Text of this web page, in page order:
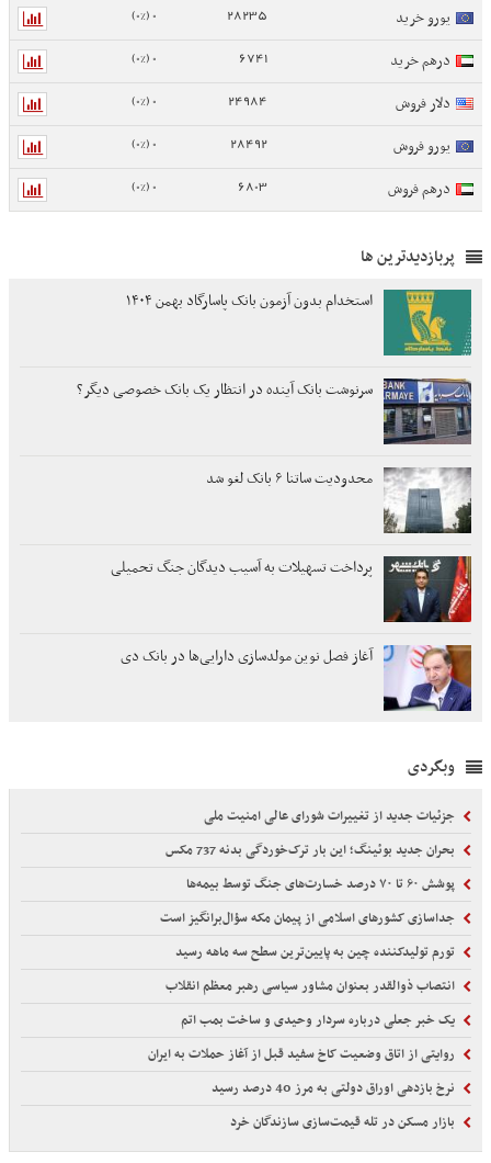
یورو خرید 28235
0 (0%)
درهم خرید 6741
0 (0%)
دلار فروش 24984
0 (0%)
یورو فروش 28492
0 (0%)
درهم فروش 6803
0 (0%)
پربازدیدترین ها
استخدام بدون آزمون بانک پاسارگاد بهمن ۱۴۰۴
سرنوشت بانک آینده در انتظار یک بانک خصوصی دیگر؟
محدودیت ساتنا ۶ بانک لغو شد
پرداخت تسهیلات به آسیب دیدگان جنگ تحمیلی
آغاز فصل نوین مولدسازی دارایی‌ها در بانک دی
وبگردی
جزئیات جدید از تغییرات شورای عالی امنیت ملی
بحران جدید بوئینگ؛ این بار ترک‌خوردگی بدنه 737 مکس
پوشش ۶۰ تا ۷۰ درصد خسارت‌های جنگ توسط بیمه‌ها
جداسازی کشورهای اسلامی از پیمان مکه سؤال‌برانگیز است
تورم تولیدکننده چین به پایین‌ترین سطح سه ماهه رسید
انتصاب ذوالقدر بعنوان مشاور سیاسی رهبر معظم انقلاب
یک خبر جعلی درباره سردار وحیدی و ساخت بمب اتم
روایتی از اتاق وضعیت کاخ سفید قبل از آغاز حملات به ایران
نرخ بازدهی اوراق دولتی به مرز 40 درصد رسید
بازار مسکن در تله قیمت‌سازی سازندگان خرد